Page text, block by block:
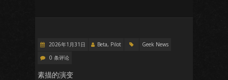
2026年1月31日 Beta, Pilot
Geek News
0 条评论
素描的演变